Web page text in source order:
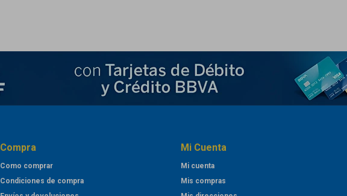
Compra
Como comprar
Condiciones de compra
Mi Cuenta
Mi cuenta
Mis compras